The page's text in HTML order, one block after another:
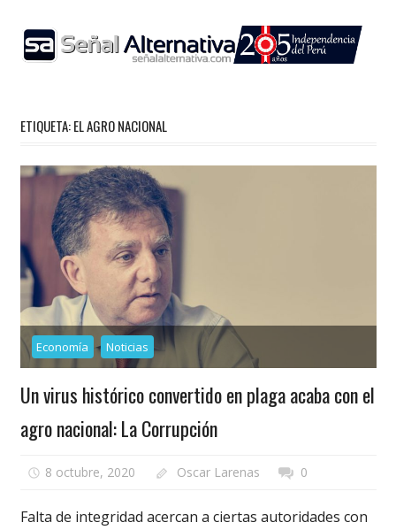
content
ETIQUETA:EL AGRO NACIONAL
Economía Noticias
Un virus histórico convertido en plaga acaba con el
agro nacional: La Corrupción
8 octubre, 2020 Oscar Larenas 0
Falta de integridad acercan a ciertas autoridades con